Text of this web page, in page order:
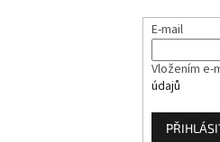
E-mail
Vložením e-
údajů